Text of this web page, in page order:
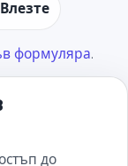
формуляра.
до